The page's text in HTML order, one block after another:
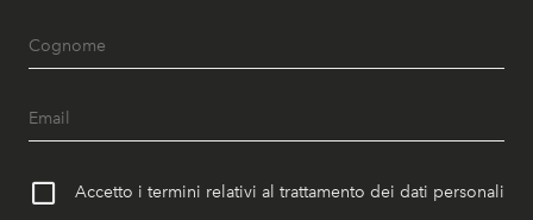
Accetto i termini relativi al trattamento dei dati personali